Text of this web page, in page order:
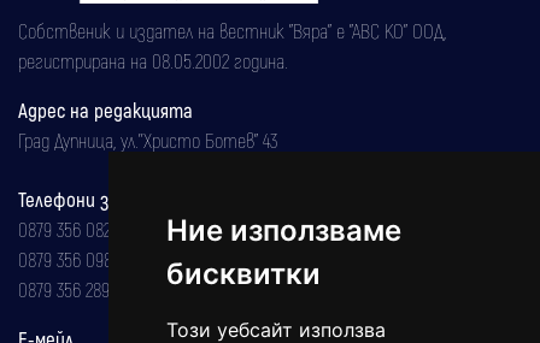
Ние използваме
бисквитки
Този уебсайт използва
Собственик и издател на вестник "Вяра" е "АВС КО" ООД,
регистрирана на 08.05.2002 година.
Адрес на редакцията
Град Дупница, ул.''Христо Ботев" 43
Телефони за реклама и абонаменти
0879 356 082
0879 356 098
0879 356 289
Е-мейл